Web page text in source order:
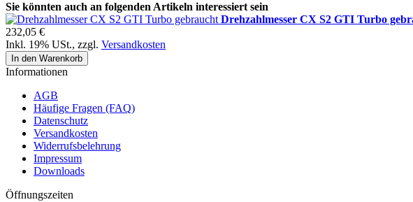
Sie könnten auch an folgenden Artikeln interessiert sein
Drehzahlmesser CX S2 GTI Turbo
232,05 €
Inkl. 19% USt., zzgl. Versandkosten
In den Warenkorb
Informationen
AGB
Häufige Fragen (FAQ)
Datenschutz
Versandkosten
Widerrufsbelehrung
Impressum
Downloads
Öffnungszeiten